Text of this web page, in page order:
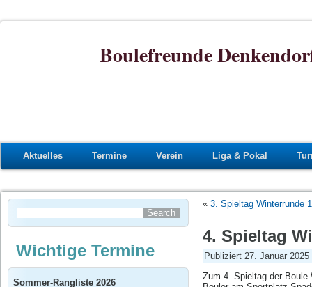
Boulefreunde
Aktuelles Termine Verein Liga & Pokal
Wichtige Termine
Sommer-Rangliste 2026
« 3. Spieltag Winterrunde
4. Spieltag
Publiziert 27. Januar 2025
Zum 4. Spieltag der